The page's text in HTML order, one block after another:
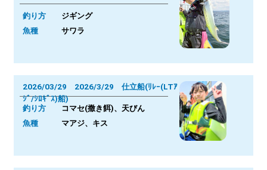
釣り方 ジギング
魚種 サワラ
2026/03/29 2026/3/29 仕立船(ﾘﾚｰ(LTｱ
ｼﾞ/ｼﾛｷﾞｽ)船)
釣り方
コマセ(撒き餌)、天びん
魚種 マアジ、キス